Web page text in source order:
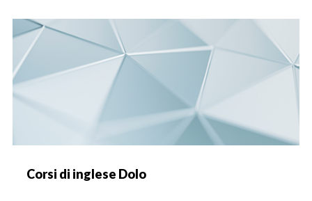
Corsi di inglese Dolo